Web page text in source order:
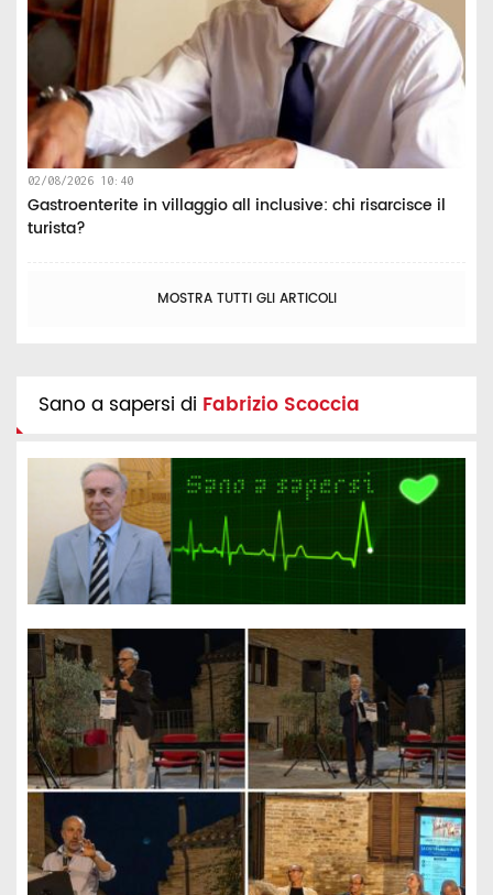
02/08/2026 10:40
Gastroenterite in villaggio all inclusive: chi risarcisce il
turista?
MOSTRA TUTTI GLI ARTICOLI
Sano a sapersi di Fabrizio Scoccia